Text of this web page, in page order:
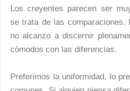
Los creyentes parecen ser
se trata de las comparaciones.
no alcanzo a discernir
cómodos con las diferencias.
Preferimos la uniformidad, lo